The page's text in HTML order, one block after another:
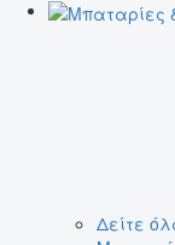
Δείτε